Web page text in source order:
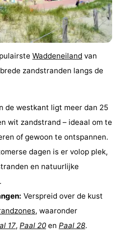
Waddeneiland van
zandstranden langs de
de westkant ligt meer dan 25
wit zandstrand – ideaal om te
of gewoon te ontspannen.
dagen is er volop plek,
en natuurlijke
Verspreid over de kust
, waaronder
17, Paal 20 en Paal 28.